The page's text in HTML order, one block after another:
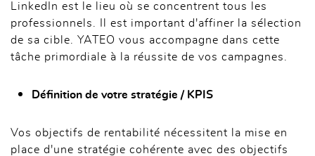
LinkedIn est le lieu où se concentrent tous les
professionnels. Il est important d'affiner la sélection
de sa cible. YATEO vous accompagne dans cette
tâche primordiale à la réussite de vos campagnes.
Définition de votre stratégie / KPIS
Vos objectifs de rentabilité nécessitent la mise en
place d'une stratégie cohérente avec des objectifs